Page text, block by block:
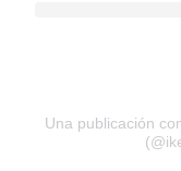
Una publicación